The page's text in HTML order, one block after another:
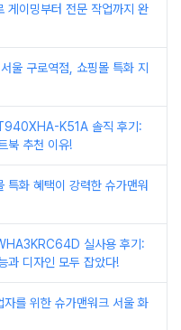
게이밍부터 전문 작업까지 완
울 구로역점, 쇼핑몰 특화 지
K51A 솔직 후기:
북 추천 이유!
특화 혜택이 강력한 슈가맨워
실사용 후기:
과 디자인 모두 잡았다!
를 위한 슈가맨워크 서울 화